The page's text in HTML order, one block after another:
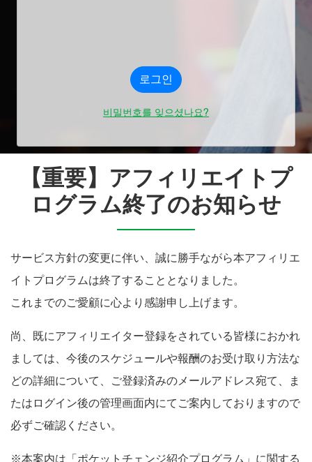
비밀번호를 잊으셨나요?
【重要】アフィリエイトプ
ログラム終了のお知らせ
サービス方針の変更に伴い、誠に勝手ながら本アフィリエ
イトプログラムは終了することとなりました。
これまでのご愛顧に心より感謝申し上げます。
尚、既にアフィリエイター登録をされている皆様におかれ
ましては、今後のスケジュールや報酬のお受け取り方法な
どの詳細について、ご登録済みのメールアドレス宛て、ま
たはログイン後の管理画面内にてご案内しておりますので
必ずご確認ください。
※本案内は「ポケットチェンジ紹介プログラム」に関する